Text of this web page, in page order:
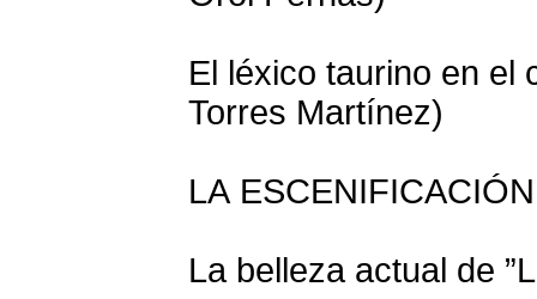
El léxico taurino en el
Torres Martínez)
LA
La belleza actual de